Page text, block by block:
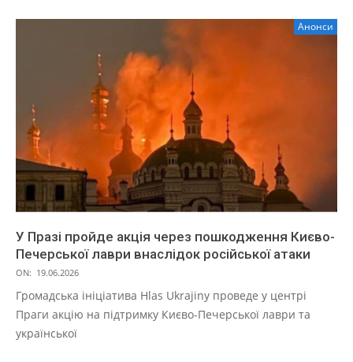
Анонси
У Празі пройде акція через пошкодження Києво-
Печерської лаври внаслідок російської атаки
ON: 19.06.2026
Громадська ініціатива Hlas Ukrajiny проведе у центрі
Праги акцію на підтримку Києво-Печерської лаври та
української